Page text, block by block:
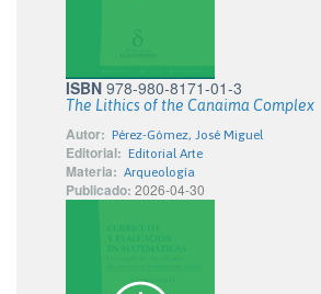
ISBN 978-980-8171-01-3
The Lithics of the Canaima Complex
Autor: Pérez-Gómez, José Miguel
Editorial: Editorial Arte
Materia: Arqueología
Publicado: 2026-04-30